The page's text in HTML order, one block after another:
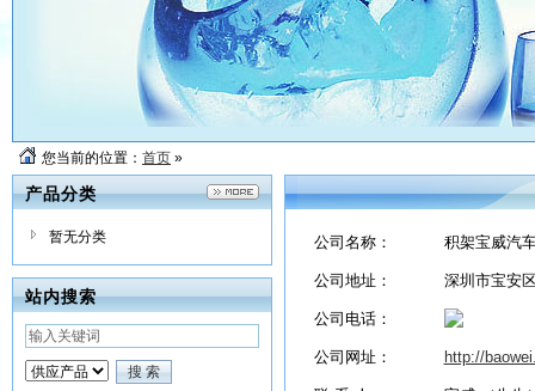
您当前的位置： 首页 »
产品分类
暂无分类
站内搜索
公司名称： 积架宝威汽
公司地址： 深圳市宝安
公司电话：
公司网址： http://